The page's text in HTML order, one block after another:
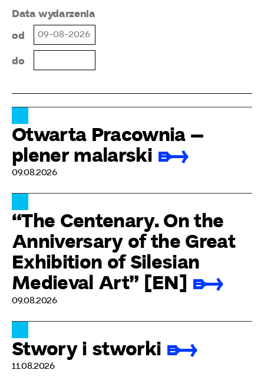
Data wydarzenia
od
do
Otwarta Pracownia –
plener malarski
09.08.2026
“The Centenary. On the
Anniversary of the Great
Exhibition of Silesian
Medieval Art” [EN]
09.08.2026
Stwory i stworki
11.08.2026